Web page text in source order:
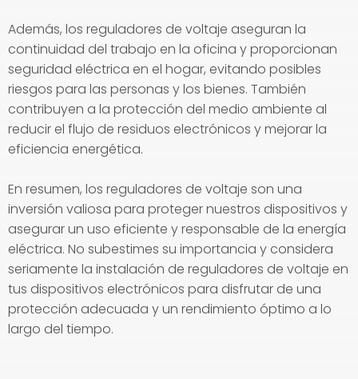
Además, los reguladores de voltaje aseguran la
continuidad del trabajo en la oficina y proporcionan
seguridad eléctrica en el hogar, evitando posibles
riesgos para las personas y los bienes. También
contribuyen a la protección del medio ambiente al
reducir el flujo de residuos electrónicos y mejorar la
eficiencia energética.
En resumen, los reguladores de voltaje son una
inversión valiosa para proteger nuestros dispositivos y
asegurar un uso eficiente y responsable de la energía
eléctrica. No subestimes su importancia y considera
seriamente la instalación de reguladores de voltaje en
tus dispositivos electrónicos para disfrutar de una
protección adecuada y un rendimiento óptimo a lo
largo del tiempo.